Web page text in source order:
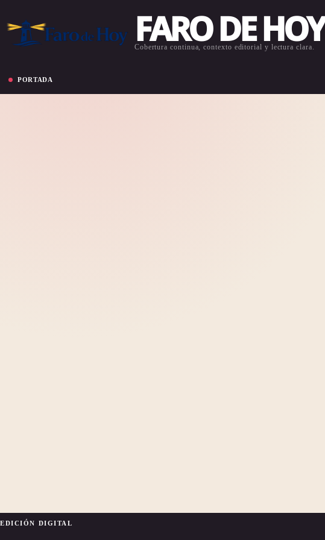
FARO DE HOY
Cobertura continua, contexto editorial y lectura clara.
PORTADA
EDICIÓN DIGITAL